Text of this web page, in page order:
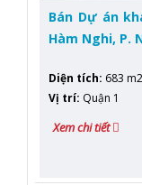
Bán Dự án
Hàm Nghi, P.
Diện tích: 683 m2
Vị trí: Quận 1
Xem chi tiết